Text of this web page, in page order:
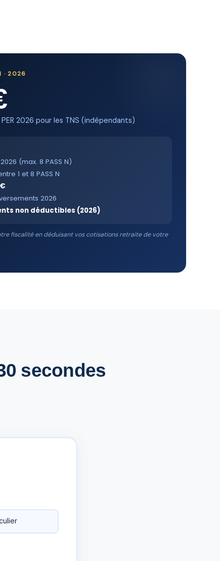
· 2026
2026 pour les TNS (indépendants)
(max. 8 PASS N)
1 et 8 PASS N
2026
non déductibles (2026)
fiscalité en déduisant vos cotisations retraite de votre
secondes